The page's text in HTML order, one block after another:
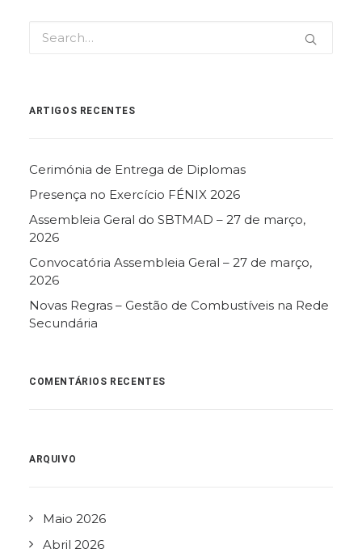
ARTIGOS RECENTES
Cerimónia de Entrega de Diplomas
Presença no Exercício FÉNIX 2026
Assembleia Geral do SBTMAD – 27 de março,
2026
Convocatória Assembleia Geral – 27 de março,
2026
Novas Regras – Gestão de Combustíveis na Rede
Secundária
COMENTÁRIOS RECENTES
ARQUIVO
Maio 2026
Abril 2026